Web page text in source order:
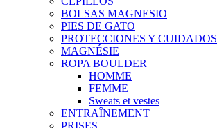
BOLSAS MAGNESIO
PIES DE GATO
PROTECCIONES Y CUIDADOS
MAGNÉSIE
ROPA BOULDER
HOMME
FEMME
Sweats et vestes
ENTRAÎNEMENT
PRISES